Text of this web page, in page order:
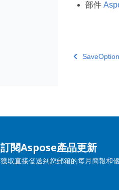
部件
訂閱Aspose產品更新
獲取直接發送到您郵箱的每月簡報和優